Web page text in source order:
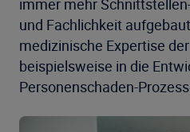
und Fachlichkeit
medizinische Expertise
beispielsweise in die
Personenschaden-